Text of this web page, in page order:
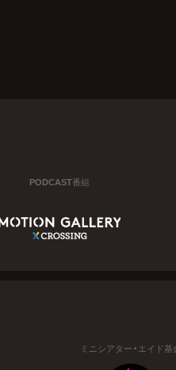
PODCAST番組
ミニシアター・エイド基